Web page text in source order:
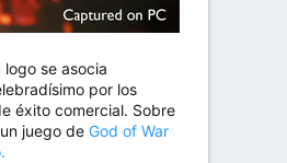
se asocia
por los
éxito comercial. Sobre
juego de God of War